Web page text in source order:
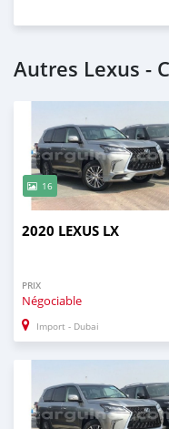
Autres Lexus -
16
2020 LEXUS LX
PRIX
Négociable
Import - Dubai